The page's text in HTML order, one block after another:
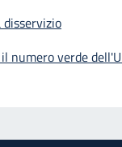
disservizio
numero verde